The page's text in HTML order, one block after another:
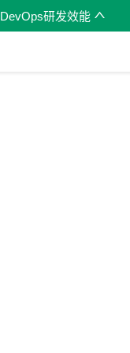
DevOps研发效能